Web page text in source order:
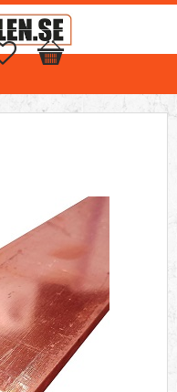
Favoriter
Kundvagn